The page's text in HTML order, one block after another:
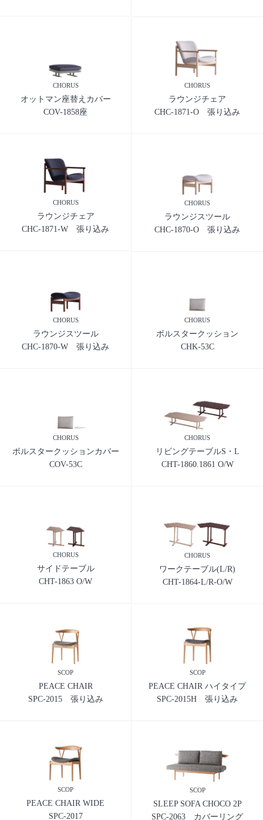
CHORUS
オットマン座替えカバー
COV-1858座
CHORUS
ラウンジチェア
CHC-1871-O 張り込み
CHORUS
ラウンジチェア
CHC-1871-W 張り込み
CHORUS
ラウンジスツール
CHC-1870-O 張り込み
CHORUS
ラウンジスツール
CHC-1870-W 張り込み
CHORUS
ボルスタークッション
CHK-53C
CHORUS
ボルスタークッションカバー
COV-53C
CHORUS
リビングテーブルS・L
CHT-1860.1861 O/W
CHORUS
サイドテーブル
CHT-1863 O/W
CHORUS
ワークテーブル(L/R)
CHT-1864-L/R-O/W
SCOP
PEACE CHAIR
SPC-2015 張り込み
SCOP
PEACE CHAIR ハイタイプ
SPC-2015H 張り込み
SCOP
PEACE CHAIR WIDE
SPC-2017
SCOP
SLEEP SOFA CHOCO 2P
SPC-2063 カバーリング